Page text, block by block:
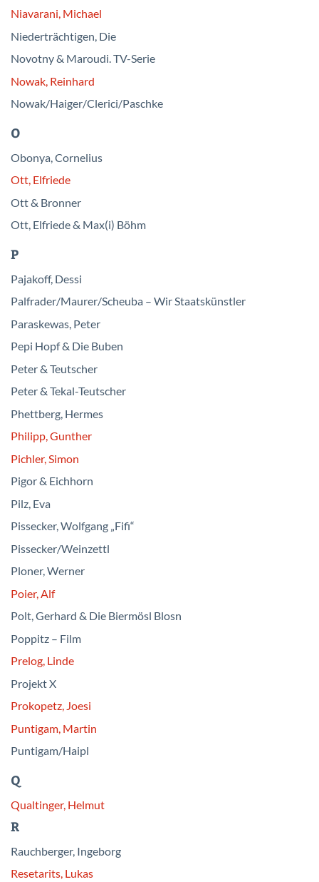
Niavarani, Michael
Niederträchtigen, Die
Novotny & Maroudi. TV-Serie
Nowak, Reinhard
Nowak/Haiger/Clerici/Paschke
O
Obonya, Cornelius
Ott, Elfriede
Ott & Bronner
Ott, Elfriede & Max(i) Böhm
P
Pajakoff, Dessi
Palfrader/Maurer/Scheuba – Wir Staatskünstler
Paraskewas, Peter
Pepi Hopf & Die Buben
Peter & Teutscher
Peter & Tekal-Teutscher
Phettberg, Hermes
Philipp, Gunther
Pichler, Simon
Pigor & Eichhorn
Pilz, Eva
Pissecker, Wolfgang „Fifi“
Pissecker/Weinzettl
Ploner, Werner
Poier, Alf
Polt, Gerhard & Die Biermösl Blosn
Poppitz – Film
Prelog, Linde
Projekt X
Prokopetz, Joesi
Puntigam, Martin
Puntigam/Haipl
Q
Qualtinger, Helmut
R
Rauchberger, Ingeborg
Resetarits, Lukas